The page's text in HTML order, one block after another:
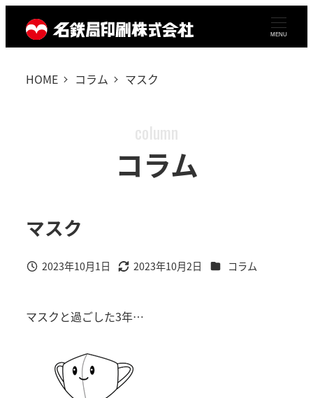
MENU
HOME コラム マスク
column
コラム
マスク
投稿日
2023年10月1日
更新日
2023年10月2日 カテゴリー
コラム
マスクと過ごした3年…